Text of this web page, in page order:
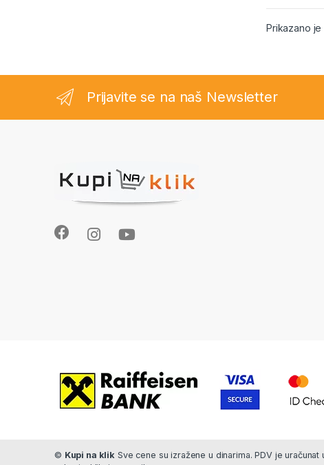
Prikazano je
Prijavite se na naš Newsletter
© Kupi na klik Sve cene su izražene u dinarima. PDV je